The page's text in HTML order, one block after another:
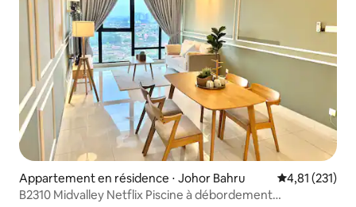
Appartement en résidence ⋅ Johor Bahru Évaluation
4,81 (231)
B2310 Midvalley Netflix Piscine à débordement